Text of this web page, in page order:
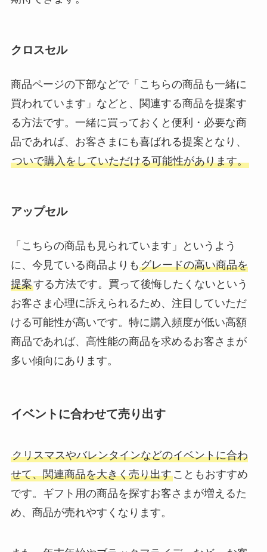
クロスセル
商品ページの下部などで「こちらの商品も一緒に
買われています」などと、関連する商品を提案す
る方法です。一緒に買っておくと便利・必要な商
品であれば、お客さまにも喜ばれる提案となり、
ついで購入をしていただける可能性があります。
アップセル
「こちらの商品も見られています」というよう
に、今見ている商品よりも グレードの高い商品を
提案する方法です。買って後悔したくないという
お客さま心理に訴えられるため、注目していただ
ける可能性が高いです。特に購入頻度が低い高額
商品であれば、高性能の商品を求めるお客さまが
多い傾向にあります。
イベントに合わせて売り出す
クリスマスやバレンタインなどのイベントに合わ
せて、関連商品を大きく売り出すこともおすすめ
です。ギフト用の商品を探すお客さまが増えるた
め、商品が売れやすくなります。